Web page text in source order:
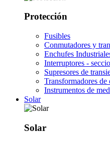
Protección
Fusibles
Conmutadores y
Enchufes
Interruptores -
Supresores de
Transformadores de
Instrumentos de
Solar
Solar